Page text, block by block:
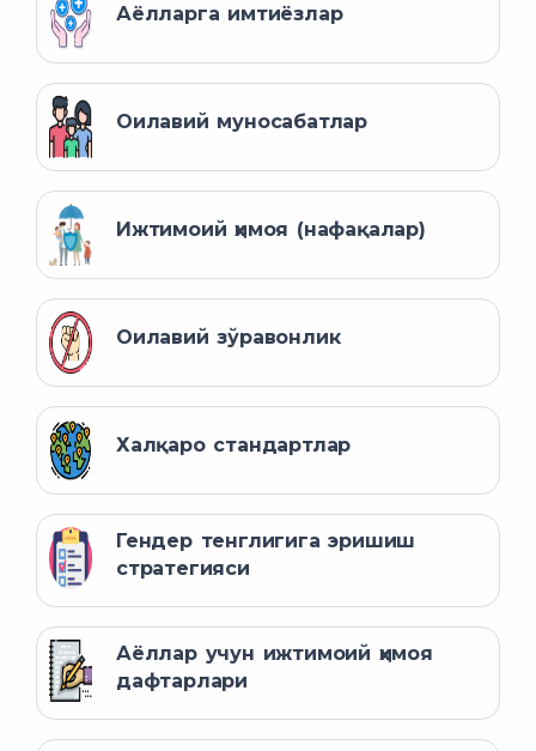
Аёлларга имтиёзлар
Оилавий муносабатлар
Ижтимоий ҳимоя (нафақалар)
Оилавий зўравонлик
Халқаро стандартлар
Гендер тенглигига эришиш
стратегияси
Аёллар учун ижтимоий ҳимоя
дафтарлари